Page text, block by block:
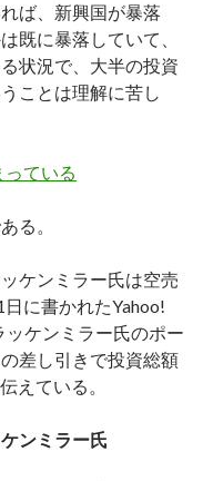
ば、新興国が暴落
既に暴落していて、
状況で、大半の投資
ことは理解に苦し
ている
る。
ケンミラー氏は空売
に書かれたYahoo!
ッケンミラー氏のポー
差し引きで投資総額
えている。
ンミラー氏